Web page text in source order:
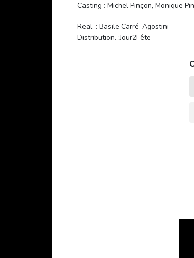
Casting : Michel Pinçon, Monique
Real. : Basile Carré-Agostini
Distribution. :Jour2Fête